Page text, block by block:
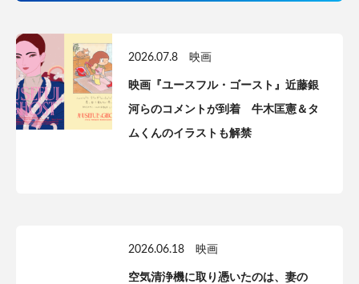
2026.07.8 映画
映画『ユースフル・ゴースト』近藤銀
河らのコメントが到着 牛木匡憲＆タ
ムくんのイラストも解禁
2026.06.18 映画
空気清浄機に取り憑いたのは、妻の